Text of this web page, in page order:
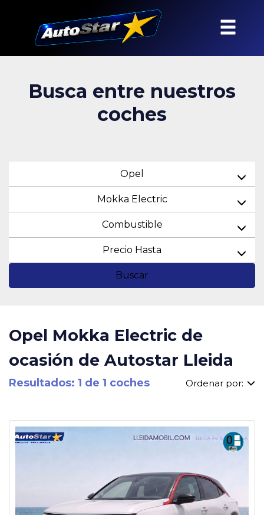
Busca entre nuestros
coches
Opel
Mokka Electric
Combustible
Precio Hasta
Buscar
Opel Mokka Electric de
ocasión de Autostar Lleida
Resultados: 1 de 1 coches Ordenar por: